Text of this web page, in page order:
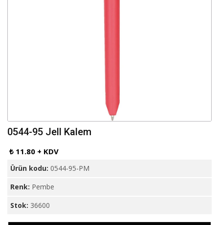
0544-95 Jell Kalem
₺ 11.80 + KDV
Ürün kodu: 0544-95-PM
Renk: Pembe
Stok: 36600